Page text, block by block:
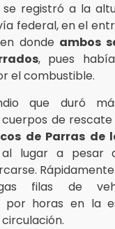
se registró a la
federal, en el
en donde ambos
, pues había
el combustible.
que duró
de
de Parras de
al lugar a pesar
filas de
por horas en la